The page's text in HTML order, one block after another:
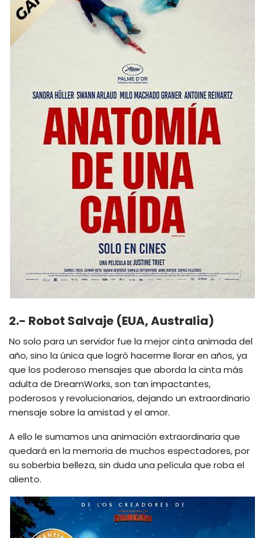
2.- Robot Salvaje (EUA, Australia)
No solo para un servidor fue la mejor cinta animada del
año, sino la única que logró hacerme llorar en años, ya
que los poderoso mensajes que aborda la cinta más
adulta de DreamWorks, son tan impactantes,
poderosos y revolucionarios, dejando un extraordinario
mensaje sobre la amistad y el amor.
A ello le sumamos una animación extraordinaria que
quedará en la memoria de muchos espectadores, por
su soberbia belleza, sin duda una película que roba el
aliento.